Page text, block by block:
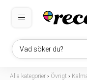
Vad söker du?
Alla kategorier › Övrigt ›